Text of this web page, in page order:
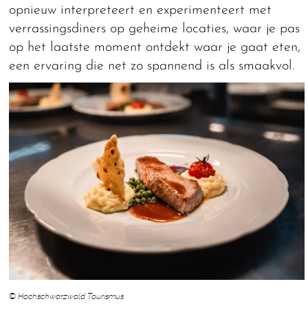
opnieuw interpreteert en experimenteert met
verrassingsdiners op geheime locaties, waar je pas
op het laatste moment ontdekt waar je gaat eten,
een ervaring die net zo spannend is als smaakvol.
© Hochschwarzwald Tourismus